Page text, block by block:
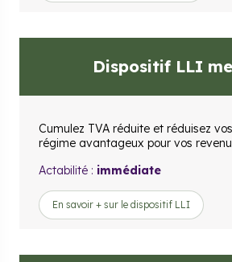
Dispositif LLI
Cumulez TVA réduite et réduisez
régime avantageux pour vos
Actabilité : immédiate
En savoir + sur le dispositif LLI